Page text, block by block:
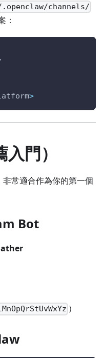
channels/
：
>
門）
常適合作為你的第一個
Bot
）